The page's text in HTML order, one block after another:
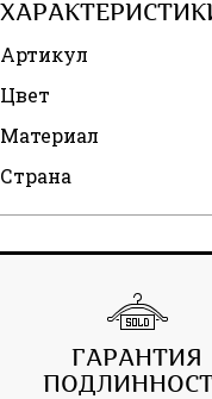
Артикул
Цвет
Материал
Страна
ГАРАНТИЯ